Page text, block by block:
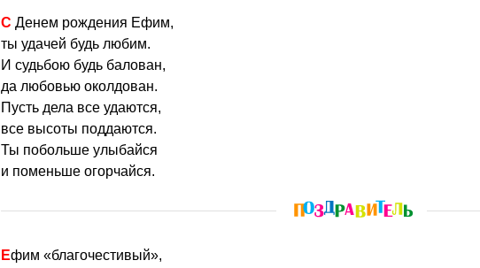
С Денем рождения Ефим,
ты удачей будь любим.
И судьбою будь балован,
да любовью околдован.
Пусть дела все удаются,
все высоты поддаются.
Ты побольше улыбайся
и поменьше огорчайся.
Ефим «благочестивый»,